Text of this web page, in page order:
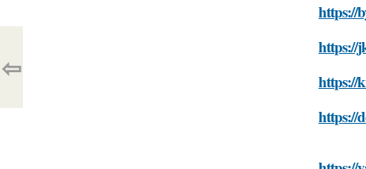
https://
https://
https://
https://
⇦